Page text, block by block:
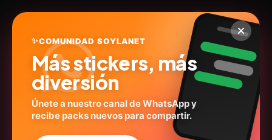
jujutsu kaisen
✨COMUNIDAD SOYLANET
Más stickers, más
diversión
Únete a nuestro canal de WhatsApp y
recibe packs nuevos para compartir.